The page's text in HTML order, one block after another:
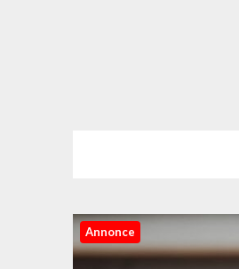
Annonce